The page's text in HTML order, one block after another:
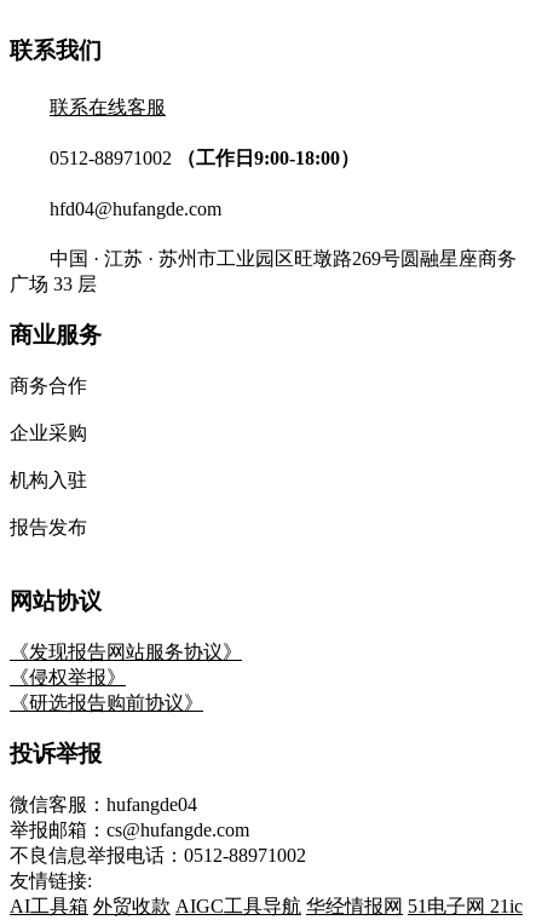
联系我们
联系在线客服
0512-88971002 （工作日9:00-18:00）
hfd04@hufangde.com
中国 · 江苏 · 苏州市工业园区旺墩路269号圆融星座商务
广场 33 层
商业服务
商务合作
企业采购
机构入驻
报告发布
网站协议
《发现报告网站服务协议》
《侵权举报》
《研选报告购前协议》
投诉举报
微信客服：hufangde04
举报邮箱：cs@hufangde.com
不良信息举报电话：0512-88971002
友情链接:
AI工具箱 外贸收款 AIGC工具导航 华经情报网 51电子网 21ic